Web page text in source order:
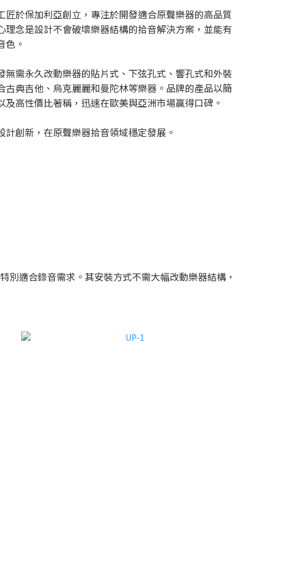
匠於保加利亞創立，專注於開發適合原聲樂器的高品質
理念是設計不會破壞樂器結構的拾音解決方案，並能有
色。
無需永久改動樂器的貼片式、下弦孔式、響孔式和外裝
古典吉他、烏克麗麗和曼陀林等樂器。品牌的產品以簡
及高性價比著稱，迅速在歐美與亞洲市場贏得口碑。
計創新，在原聲樂器拾音領域穩定發展。
適合錄音需求。其安裝方式不需大幅改動樂器結構，